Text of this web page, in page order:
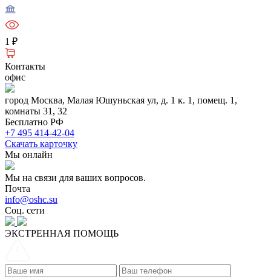
1 ₽
Контакты
офис
город Москва, Малая Юшуньская ул, д. 1 к. 1, помещ. 1,
комнаты 31, 32
Бесплатно РФ
+7 495 414-42-04
Скачать карточку
Мы онлайн
Мы на связи для ваших вопросов.
Почта
info@oshc.su
Соц. сети
ЭКСТРЕННАЯ ПОМОЩЬ